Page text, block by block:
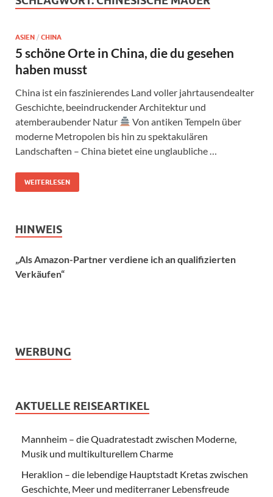
ASIEN / CHINA
5 schöne Orte in China, die du gesehen
haben musst
China ist ein faszinierendes Land voller jahrtausendealter
Geschichte, beeindruckender Architektur und
atemberaubender Natur
Von antiken Tempeln über
moderne Metropolen bis hin zu spektakulären
Landschaften – China bietet eine unglaubliche …
WEITERLESEN
HINWEIS
„Als Amazon-Partner verdiene ich an qualifizierten
Verkäufen“
WERBUNG
AKTUELLE REISEARTIKEL
Mannheim – die Quadratestadt zwischen Moderne,
Musik und multikulturellem Charme
Heraklion – die lebendige Hauptstadt Kretas zwischen
Geschichte, Meer und mediterraner Lebensfreude